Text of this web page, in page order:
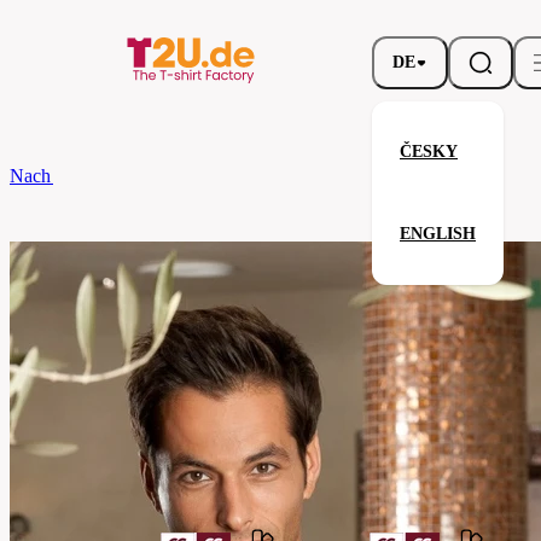
DE
ČESKY
ENGLISH
Nach dem Brand
Fliege Ravello Classic
Parameter
CG
00170-
01-
blue-
shadow
Verwandte Produkte
Ihre Zufriedenheit ist unsere Priorität.